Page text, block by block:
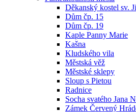
Děkanský kostel sv.
Dům čp. 15
Dům čp. 19
Kaple Panny Marie
Kašna
Kludského vila
Městská věž
Městské sklepy
Sloup s Pietou
Radnice
Socha svatého Jana
Zámek Červený